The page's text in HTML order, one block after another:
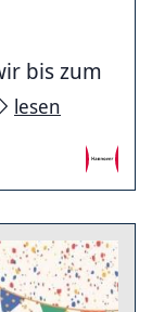
bis zum
lesen